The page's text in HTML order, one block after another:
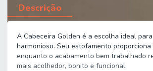
Descrição
A Cabeceira Golden é a escolha ideal
harmonioso. Seu estofamento
enquanto o acabamento bem trabalhado
mais acolhedor, bonito e funcional.